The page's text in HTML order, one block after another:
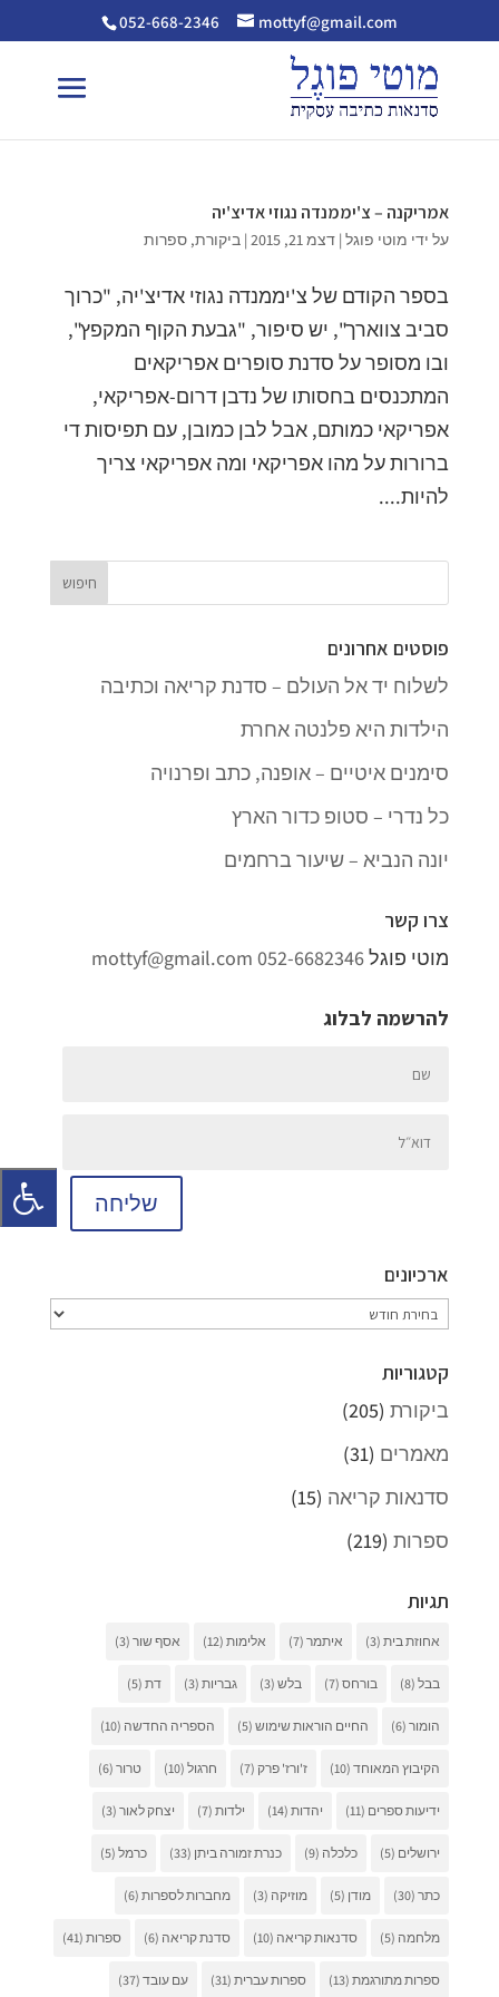
052-668-2346 mottyf@gmail.com
אמריקנה – צ'יממנדה נגוזי אדיצ'יה
על ידי מוטי פוגל| דצמ 21, 2015 | ביקורת, ספרות
בספר הקודם של צ'יממנדה נגוזי אדיצ'יה, "כרוך
סביב צווארך", יש סיפור, "גבעת הקוף המקפץ",
ובו מסופר על סדנת סופרים אפריקאים
המתכנסים בחסותו של נדבן דרום-אפריקאי,
אפריקאי כמותם, אבל לבן כמובן, עם תפיסות די
ברורות על מהו אפריקאי ומה אפריקאי צריך
להיות....
פוסטים אחרונים
לשלוח יד אל העולם – סדנת קריאה וכתיבה
הילדות היא פלנטה אחרת
סימנים איטיים – אופנה, כתב ופרנויה
כל נדרי – סטופ כדור הארץ
יונה הנביא – שיעור ברחמים
צרו קשר
מוטי פוגל052-6682346
mottyf@gmail.com
להרשמה לבלוג
שליחה
ארכיונים
ארכיונים
קטגוריות
ביקורת(205)
מאמרים (31)
סדנאות קריאה (15)
ספרות(219)
תגיות
אחוזת בית(3) איתמר(7) אלימות(12) אסף שור(3)
בבל(8) בורחס(7) בלש(3) גבריות(3) דת(5)
הומור(6) החיים הוראות שימוש(5) הספריה החדשה (10)
הקיבוץ המאוחד(10) ז'ורז' פרק(7) חרגול(10) טרור(6)
ידיעות ספרים (11) יהדות(14) ילדות(7) יצחק לאור(3)
ירושלים (5) כלכלה (9) כנרת זמורה ביתן (33) כרמל(5)
כתר(30) מודן (5) מוזיקה (3) מחברות לספרות(6)
מלחמה (5) סדנאות קריאה (10) סדנת קריאה (6) ספרות(41)
ספרות מתורגמת(13) ספרות עברית(31) עם עובד(37)